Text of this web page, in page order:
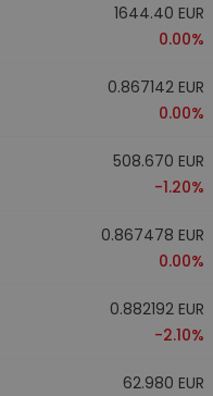
1644.40 EUR
0.00%
0.867142 EUR
0.00%
508.670 EUR
-1.20%
0.867478 EUR
0.00%
0.882192 EUR
-2.10%
62.980 EUR